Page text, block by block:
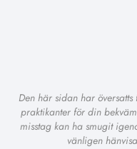
Den här sidan har
praktikanter för din
misstag kan ha smugit
vänligen